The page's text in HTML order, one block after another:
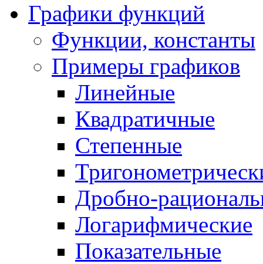
Графики функций
Функции, константы
Примеры графиков
Линейные
Квадратичные
Степенные
Дробно-
Логарифмические
Показательные